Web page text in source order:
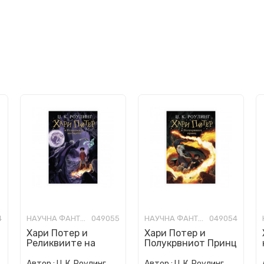
НАУЧНА ФАНТАСТИКА И ФАНТАЗИЈА ЗА МЛАДИ 049055
Хари Потер и
Реликвиите на
НАУЧНА ФАНТАСТИКА И ФАНТАЗИЈА ЗА МЛАДИ 049054
Хари Потер и
Полукрвниот Принц